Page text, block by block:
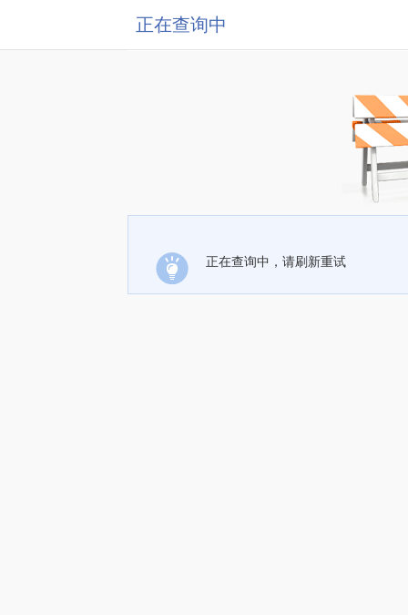
正在查询中
正在查询中，请刷新重试